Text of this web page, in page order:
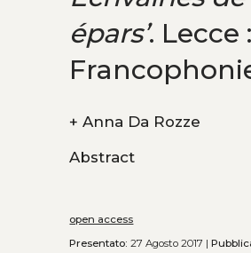
épars’. Lecce
+ Anna Da Rozze
Abstract
open access
Presentato: 27 Agosto 2017 |